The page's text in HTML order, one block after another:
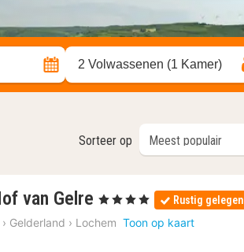
2 Volwassenen (1 Kamer)
Sorteer op
van Gelre 1
nacht
vanaf
, 4 Sterren Rustig gelegen
› Gelderland › Lochem Toon op kaart